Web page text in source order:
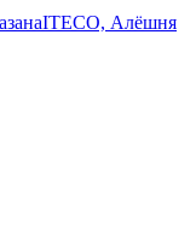
ITECO, Алёшня